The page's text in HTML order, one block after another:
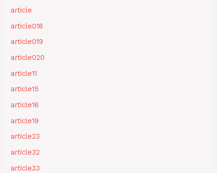
article
article018
article019
article020
article11
article15
article16
article19
article23
article32
article33